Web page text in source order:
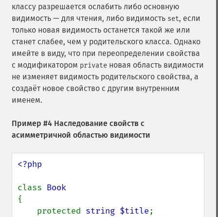
классу разрешается ослабить либо основную
видимость — для чтения, либо видимость set, если
только новая видимость останется такой же или
станет слабее, чем у родительского класса. Однако
имейте в виду, что при переопределении свойства
с модификатором private новая область видимости
не изменяет видимость родительского свойства, а
создаёт новое свойство с другим внутренним
именем.
Пример #4 Наследование свойств с
асимметричной областью видимости
<?php
class
{
    protected
string $title;